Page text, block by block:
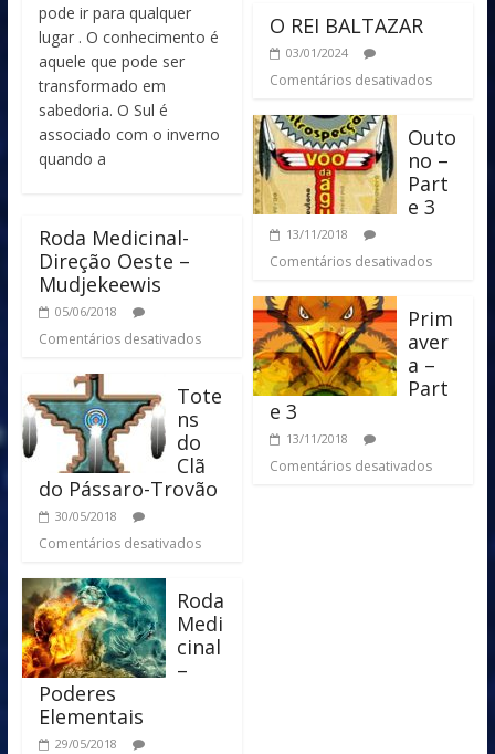
pode ir para qualquer
lugar . O conhecimento é
aquele que pode ser
transformado em
sabedoria. O Sul é
associado com o inverno
quando a
Roda Medicinal-
Direção Oeste –
Mudjekeewis
05/06/2018
Comentários desativados
Tote
ns
do
Clã
do Pássaro-Trovão
30/05/2018
Comentários desativados
Roda
Medi
cinal
–
Poderes
Elementais
29/05/2018
O REI BALTAZAR
03/01/2024
Comentários desativados
Outo
no –
Part
e 3
13/11/2018
Comentários desativados
Prim
aver
a –
Part
e 3
13/11/2018
Comentários desativados